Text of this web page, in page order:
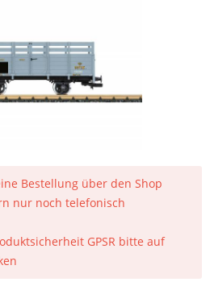
Bestellung über den Shop
nur noch telefonisch
GPSR bitte auf